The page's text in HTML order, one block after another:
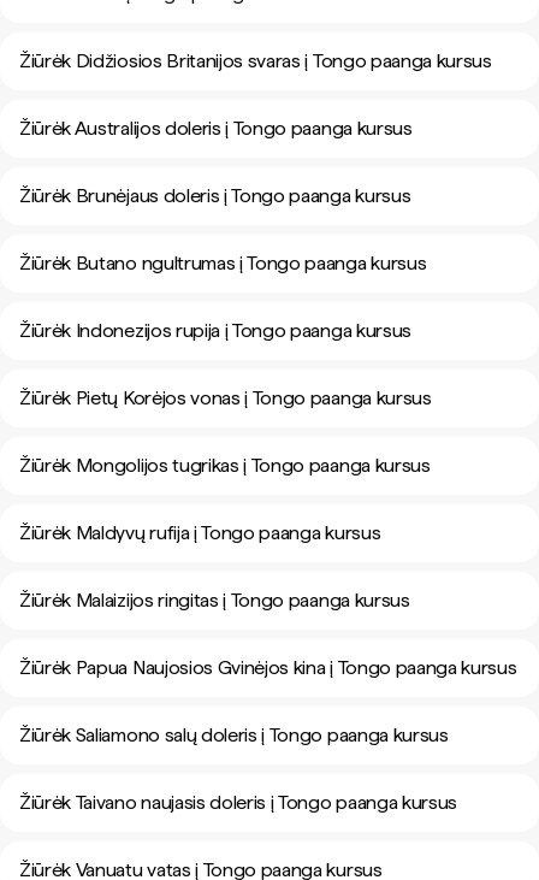
Žiūrėk Didžiosios Britanijos svaras į Tongo paanga kursus
Žiūrėk Australijos doleris į Tongo paanga kursus
Žiūrėk Brunėjaus doleris į Tongo paanga kursus
Žiūrėk Butano ngultrumas į Tongo paanga kursus
Žiūrėk Indonezijos rupija į Tongo paanga kursus
Žiūrėk Pietų Korėjos vonas į Tongo paanga kursus
Žiūrėk Mongolijos tugrikas į Tongo paanga kursus
Žiūrėk Maldyvų rufija į Tongo paanga kursus
Žiūrėk Malaizijos ringitas į Tongo paanga kursus
Žiūrėk Papua Naujosios Gvinėjos kina į Tongo paanga kursus
Žiūrėk Saliamono salų doleris į Tongo paanga kursus
Žiūrėk Taivano naujasis doleris į Tongo paanga kursus
Žiūrėk Vanuatu vatas į Tongo paanga kursus